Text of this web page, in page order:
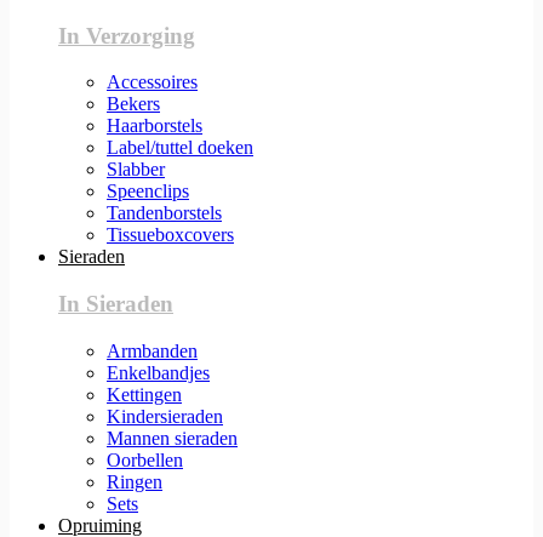
In Verzorging
Accessoires
Bekers
Haarborstels
Label/tuttel doeken
Slabber
Speenclips
Tandenborstels
Tissueboxcovers
Sieraden
In Sieraden
Armbanden
Enkelbandjes
Kettingen
Kindersieraden
Mannen sieraden
Oorbellen
Ringen
Sets
Opruiming